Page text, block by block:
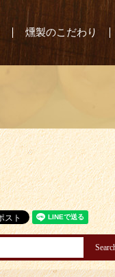
燻製のこだわり